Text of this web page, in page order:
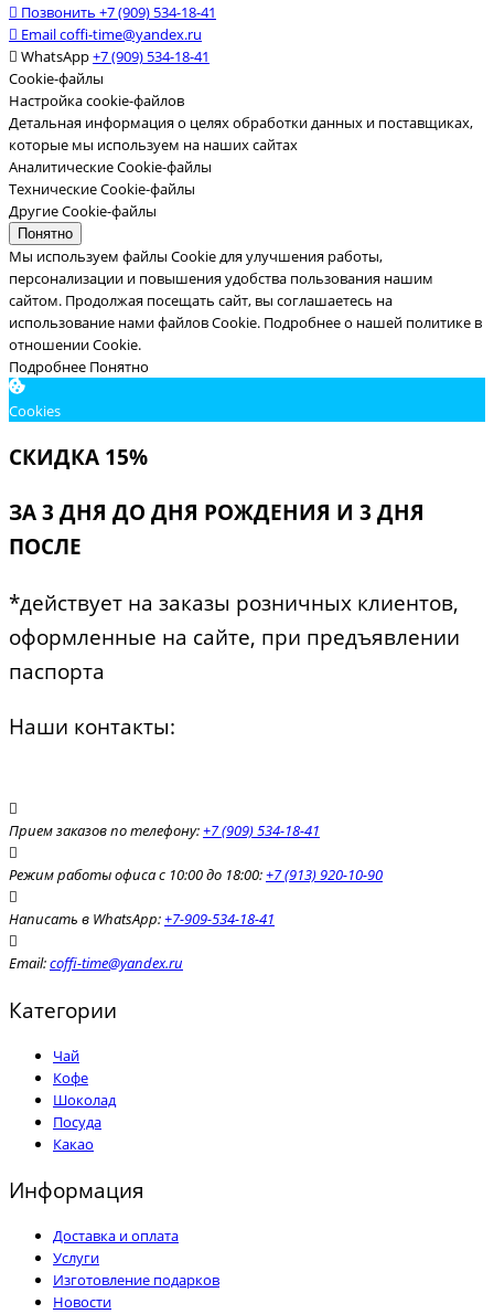
Позвонить +7 (909) 534-18-41
Emailcoffi-time@yandex.ru
WhatsApp+7 (909) 534-18-41
Cookie-файлы
Настройка cookie-файлов
Детальная информация о целях обработки данных и поставщиках,
которые мы используем на наших сайтах
Аналитические Cookie-файлы
Технические Cookie-файлы
Другие Cookie-файлы
Понятно
Мы используем файлы Cookie для улучшения работы,
персонализации и повышения удобства пользования нашим
сайтом. Продолжая посещать сайт, вы соглашаетесь на
использование нами файлов Cookie. Подробнее о нашей политике в
отношении Cookie.
Подробнее Понятно
Cookies
СКИДКА 15%
ЗА 3 ДНЯ ДО ДНЯ РОЖДЕНИЯ И 3 ДНЯ
ПОСЛЕ
*действует на заказы розничных клиентов,
оформленные на сайте, при предъявлении
паспорта
Наши контакты:
Прием заказов по телефону:+7 (909) 534-18-41
Режим работы офиса с 10:00 до 18:00:+7 (913) 920-10-90
Написать в WhatsApp:+7-909-534-18-41
Email:coffi-time@yandex.ru
Категории
Чай
Кофе
Шоколад
Посуда
Какао
Информация
Доставка и оплата
Услуги
Изготовление подарков
Новости